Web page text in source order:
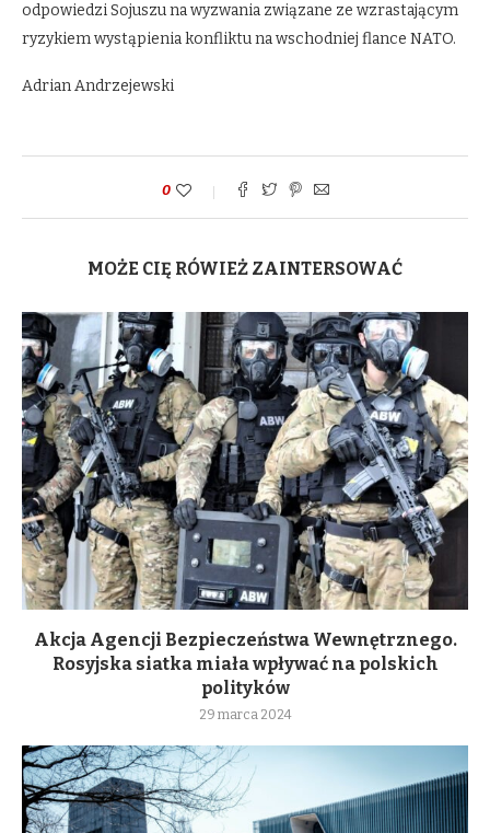
odpowiedzi Sojuszu na wyzwania związane ze wzrastającym
ryzykiem wystąpienia konfliktu na wschodniej flance NATO.
Adrian Andrzejewski
0
MOŻE CIĘ RÓWIEŻ ZAINTERSOWAĆ
Akcja Agencji Bezpieczeństwa Wewnętrznego.
Rosyjska siatka miała wpływać na polskich
polityków
29 marca 2024